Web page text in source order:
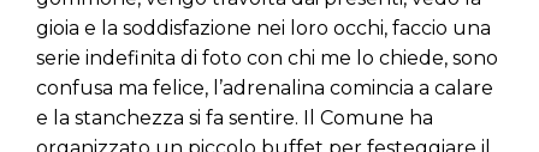
gioia e la soddisfazione nei loro occhi, faccio una
serie indefinita di foto con chi me lo chiede, sono
confusa ma felice, l’adrenalina comincia a calare
e la stanchezza si fa sentire. Il Comune ha